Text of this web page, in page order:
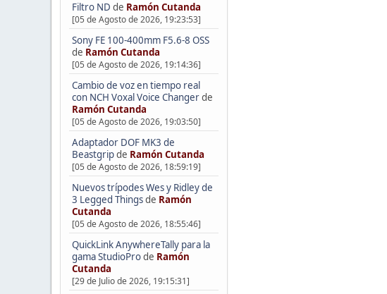
Filtro ND de Ramón Cutanda
[05 de Agosto de 2026, 19:23:53]
Sony FE 100-400mm F5.6-8 OSS
de Ramón Cutanda
[05 de Agosto de 2026, 19:14:36]
Cambio de voz en tiempo real
con NCH Voxal Voice Changerde
Ramón Cutanda
[05 de Agosto de 2026, 19:03:50]
Adaptador DOF MK3 de
Beastgripde Ramón Cutanda
[05 de Agosto de 2026, 18:59:19]
Nuevos trípodes Wes y Ridley de
3 Legged Thingsde Ramón
Cutanda
[05 de Agosto de 2026, 18:55:46]
QuickLink AnywhereTally para la
gama StudioProde Ramón
Cutanda
[29 de Julio de 2026, 19:15:31]